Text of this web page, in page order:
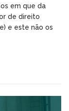
em que da
de direito
e este não os